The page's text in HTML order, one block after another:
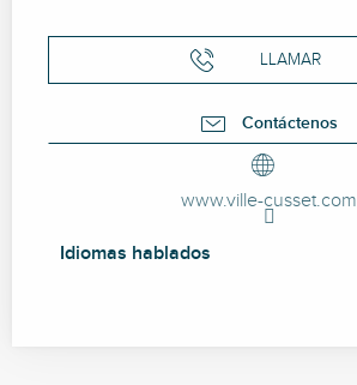
LLAMAR
Contáctenos
www.ville-cusset.com
Idiomas hablados
Idiomas hablados